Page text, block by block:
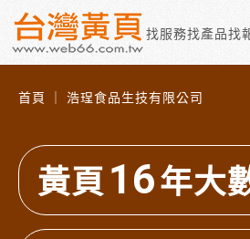
找服務找產品找
首頁 ｜ 浩珵食品生技有限公司
黃頁 16年大